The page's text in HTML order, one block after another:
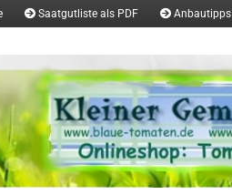
Saatgutliste als PDF Anbautipps